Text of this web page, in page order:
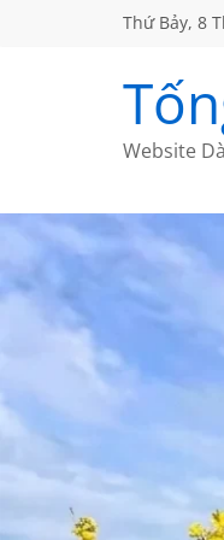
Thứ Bảy, 8
Website